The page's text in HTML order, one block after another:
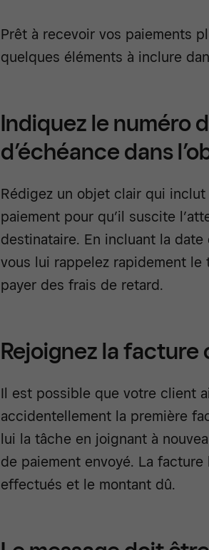
Prêt à recevoir vos paiements
quelques éléments à inclure
Indiquez le numéro
d’échéance dans
Rédigez un objet clair qui
paiement pour qu’il suscite
destinataire. En incluant la
vous lui rappelez rapidement le
payer des frais de retard.
Rejoignez la facture
Il est possible que votre client
accidentellement la première
lui la tâche en joignant à
de paiement envoyé. La
effectués et le montant dû.